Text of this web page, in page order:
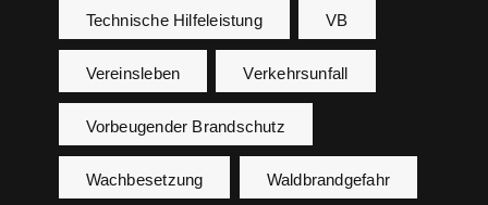
Technische Hilfeleistung VB
Vereinsleben Verkehrsunfall
Vorbeugender Brandschutz
Wachbesetzung Waldbrandgefahr